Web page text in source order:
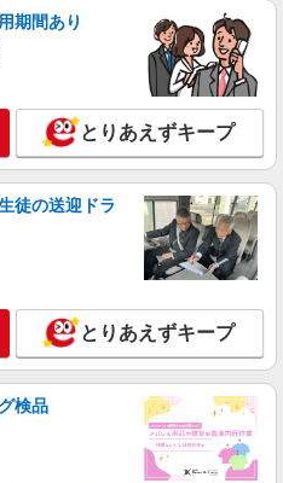
詳細を見る
勤務OK！デイサービスの看護
勤のみ
〜＜交通費全額支給(ガソリン代含
詳細を見る
看護師＊日払いOK！推し活の
ト◎
〜2875円＜交通費全額支給(ガソリ
期間あり
とりあえずキープ
徒の送迎ドラ
とりあえずキープ
検品